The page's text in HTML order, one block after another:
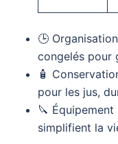
🕒
congelés pour
🧴
pour les jus,
🔪
simplifient la